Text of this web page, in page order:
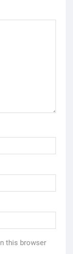
this browser